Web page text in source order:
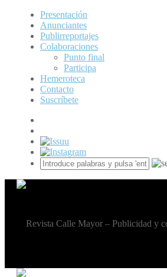
Presentación
Anunciantes
Publirreportajes
Colaboraciones
Punto final
Participa
Hemeroteca
Contacto
Suscríbete